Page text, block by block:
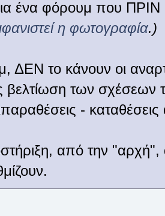
ένα φόρουμ που
η φωτογραφία.)
ΔΕΝ το κάνουν οι
βελτίωση των σχέσεων
-
από την